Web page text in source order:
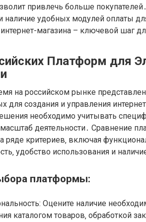
привлечь больше
наличие удобных модулей оплаты
магазина – ключевой шаг
Платформ для
на российском рынке
для создания и управления
необходимо учитывать
деятельности․ Сравнение
ряде критериев‚ включая
удобство использования и
платформы:
Оцените наличие
каталогом товаров‚ обработкой